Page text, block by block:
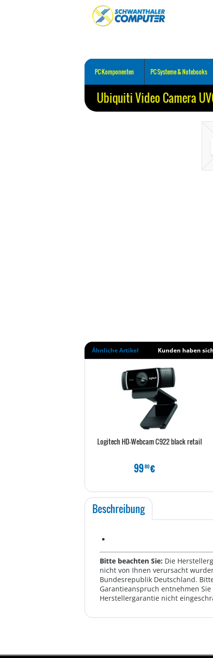
PC Komponenten PC Systeme & Notebooks
Ubiquiti Video Camera
Ähnliche Artikel Kunden haben
Logitech HD-Webcam C922 black retail
9980€
Beschreibung
Bitte beachten Sie: Die
nicht von Ihnen verursacht
Bundesrepublik Deutschland.
Garantieanspruch entnehmen
Herstellergarantie nicht